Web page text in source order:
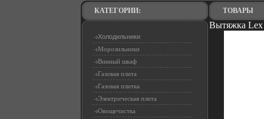
КАТЕГОРИИ:
Холодильники
Морозильники
Винный шкаф
Газовая плита
Газовая плитка
Электрическая плита
Овощечистка
ТОВАРЫ
Вытяжка Lex